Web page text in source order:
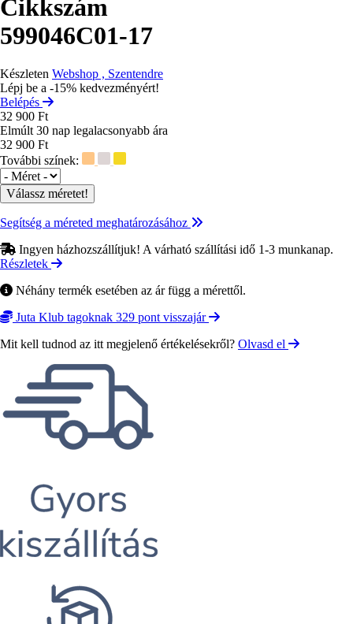
Cikkszám
599046C01-17
Készleten Webshop , Szentendre
Lépj be a -15% kedvezményért!
Belépés
32 900 Ft
Elmúlt 30 nap legalacsonyabb ára
32 900 Ft
További színek:
Méret
Segítség a méreted meghatározásához
Ingyen házhozszállítjuk! A várható szállítási idő 1-3 munkanap.
Részletek
Néhány termék esetében az ár függ a mérettől.
Juta Klub tagoknak 329 pont visszajár
Mit kell tudnod az itt megjelenő értékelésekről? Olvasd el